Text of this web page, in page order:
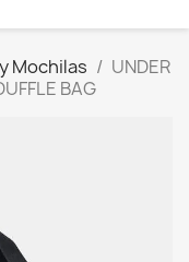
Mochilas
UNDER
BAG